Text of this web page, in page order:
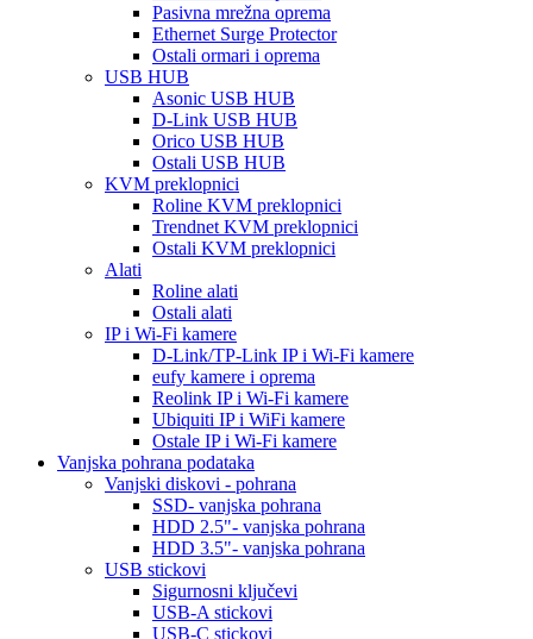
Pasivna mrežna oprema
Ethernet Surge Protector
Ostali ormari i oprema
USB HUB
Asonic USB HUB
D-Link USB HUB
Orico USB HUB
Ostali USB HUB
KVM preklopnici
Roline KVM preklopnici
Trendnet KVM preklopnici
Ostali KVM preklopnici
Alati
Roline alati
Ostali alati
IP i Wi-Fi kamere
D-Link/TP-Link IP i Wi-Fi kamere
eufy kamere i oprema
Reolink IP i Wi-Fi kamere
Ubiquiti IP i WiFi kamere
Ostale IP i Wi-Fi kamere
Vanjska pohrana podataka
Vanjski diskovi - pohrana
SSD- vanjska pohrana
HDD 2.5"- vanjska pohrana
HDD 3.5"- vanjska pohrana
USB stickovi
Sigurnosni ključevi
USB-A stickovi
USB-C stickovi